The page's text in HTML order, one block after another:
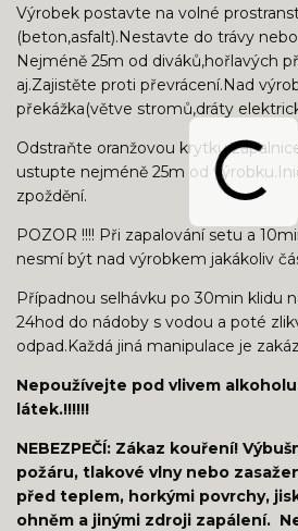
Výrobek postavte na volné
(beton,asfalt).Nestavte do trávy
Nejméně 25m od diváků,hořlavých
aj.Zajistěte proti převrácení.Nad
překážka(větve stromů,dráty
Odstraňte oranžovou krytku
ustupte nejméně 25m od
zpoždění.
POZOR !!!! Při zapalování setu a
nesmí být nad výrobkem jakákoliv
Případnou selhávku po 30min klidu
24hod do nádoby s vodou a poté
odpad.Každá jiná manipulace je
Nepoužívejte pod vlivem
látek.!!!!!!
NEBEZPEČÍ: Zákaz kouření!
požáru, tlakové vlny nebo
před teplem, horkými povrchy,
ohněm a jinými zdroji zapálení.